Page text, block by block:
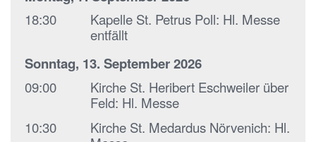
18:30 Kapelle St. Petrus Poll: Hl. Messe
entfällt
Sonntag, 13. September 2026
09:00
Kirche St. Heribert Eschweiler über
Feld: Hl. Messe
10:30
Kirche St. Medardus Nörvenich: Hl.